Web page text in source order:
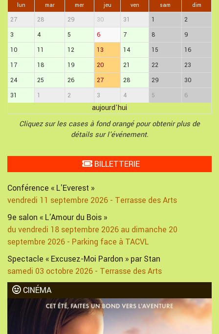
lun mar mer jeu ven sam dim
27 28 29 30 31 1
2
3
4 5 6 7 8
9
10
11 12 13 14 15
16
17
18 19 20 21 22
23
24
25 26 27 28 29
30
31
1 2 3 4 5 6
aujourd'hui
Cliquez sur les cases à fond orangé pour obtenir plus de
détails sur l'événement.
BILLETTERIE
Conférence « L'Everest »
vendredi 11 septembre 2026 - Terrasse des Arts
9e salon « L'Amour du Bois »
du vendredi 18 septembre 2026 au dimanche 20
septembre 2026 - Parking face à TACVL
Spectacle « Excusez-Moi Pardon » par Stan
samedi 03 octobre 2026 - Terrasse des Arts
CINÉMA